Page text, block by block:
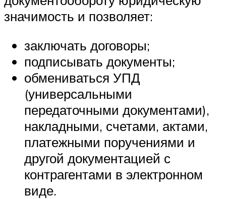
значимость и позволяет:
заключать договоры;
подписывать документы;
обмениваться УПД
(универсальными
передаточными документами),
накладными, счетами, актами,
платежными поручениями и
другой документацией с
контрагентами в электронном
виде.